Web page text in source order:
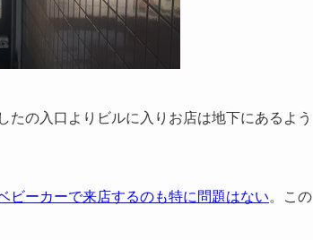
の入口よりビルに入りお店は地下にあるよう
ビーカーで来店するのも特に問題はない。この